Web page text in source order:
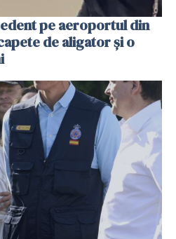
pe aeroportul din
de aligator și o